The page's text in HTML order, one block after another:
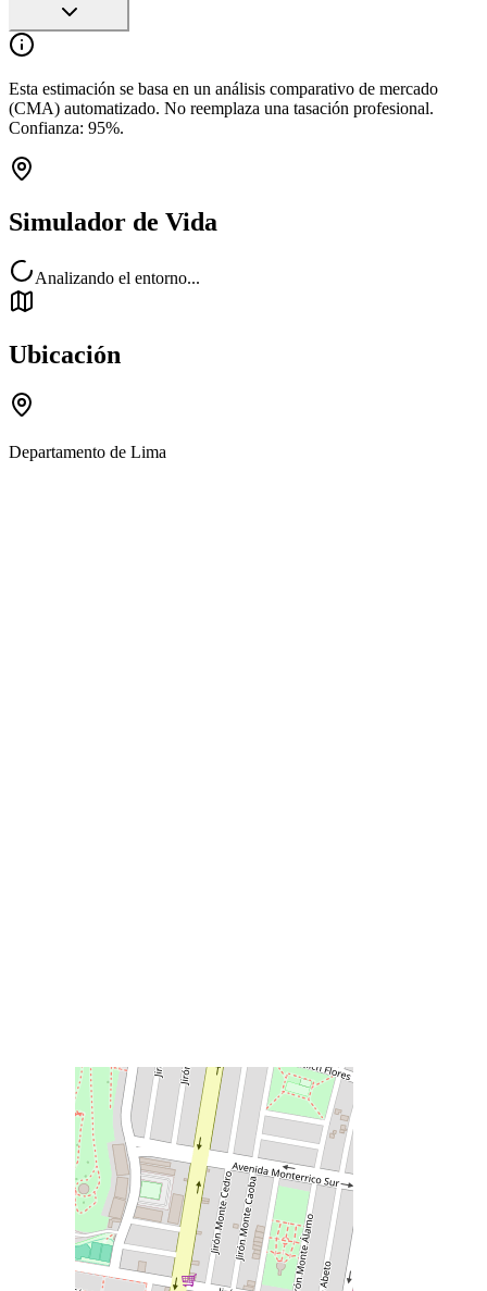
Esta estimación se basa en un análisis comparativo de mercado
(CMA) automatizado. No reemplaza una tasación profesional.
Confianza: 95%.
Simulador de Vida
Analizando el entorno...
Ubicación
Departamento de Lima